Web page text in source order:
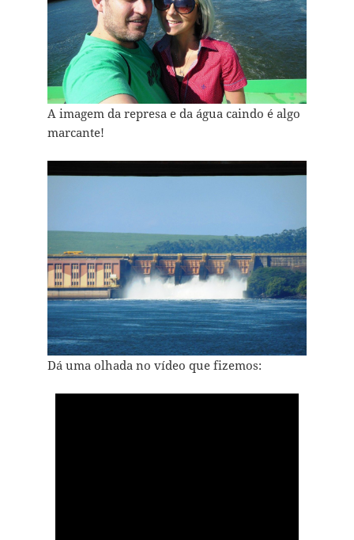
A imagem da represa e da água caindo é algo
marcante!
Dá uma olhada no vídeo que fizemos: